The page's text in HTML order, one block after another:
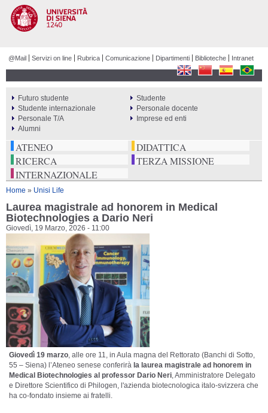
@Mail Servizi on line Rubrica Comunicazione Dipartimenti Biblioteche Intranet
ATENEO
DIDATTICA
RICERCA
TERZA MISSIONE
INTERNAZIONALE
PERCORSI
Futuro studente
Studente
Studente internazionale
Personale docente
Personale T/A
Imprese ed enti
Alumni
Tu sei qui
Home » Unisi Life
Laurea magistrale ad honorem in Medical
Biotechnologies a Dario Neri
Giovedì, 19 Marzo, 2026 - 11:00
Giovedì 19 marzo , alle ore 11, in Aula magna del Rettorato (Banchi di Sotto,
55 – Siena) l’Ateneo senese conferirà la laurea magistrale ad honorem in
Medical Biotechnologies al professor Dario Neri , Amministratore Delegato
e Direttore Scientifico di Philogen, l'azienda biotecnologica italo-svizzera che
ha co-fondato insieme ai fratelli.